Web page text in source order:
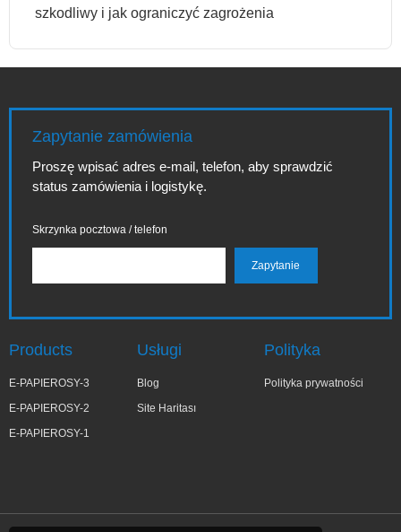
szkodliwy i jak ograniczyć zagrożenia
Zapytanie zamówienia
Proszę wpisać adres e-mail, telefon, aby sprawdzić
status zamówienia i logistykę.
Skrzynka pocztowa / telefon
Products
E-PAPIEROSY-3
E-PAPIEROSY-2
E-PAPIEROSY-1
Usługi
Blog
Site Haritası
Polityka
Polityka prywatności